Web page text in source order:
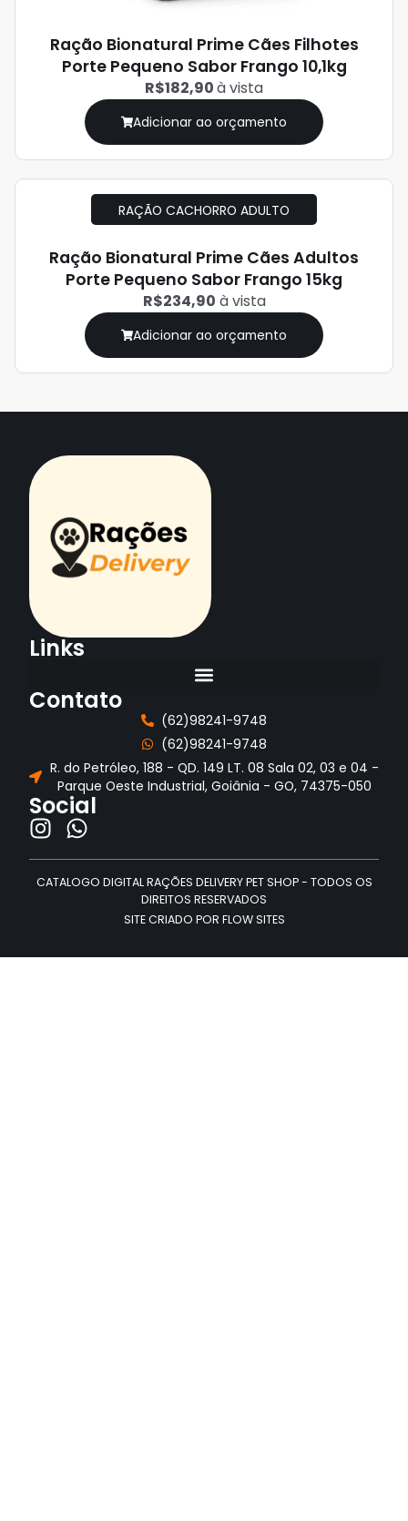
Ração Bionatural Prime Cães Filhotes
Porte Pequeno Sabor Frango 10,1kg
R$182,90à vista
Adicionar ao orçamento
RAÇÃO CACHORRO ADULTO
Ração Bionatural Prime Cães Adultos
Porte Pequeno Sabor Frango 15kg
R$234,90 à vista
Adicionar ao orçamento
Links
Contato
(62)98241-9748
(62)98241-9748
R. do Petróleo, 188 - QD. 149 LT. 08 Sala 02, 03 e 04 -
Parque Oeste Industrial, Goiânia - GO, 74375-050
Social
CATALOGO DIGITAL RAÇÕES DELIVERY PET SHOP - TODOS OS
DIREITOS RESERVADOS
SITE CRIADO POR FLOW SITES